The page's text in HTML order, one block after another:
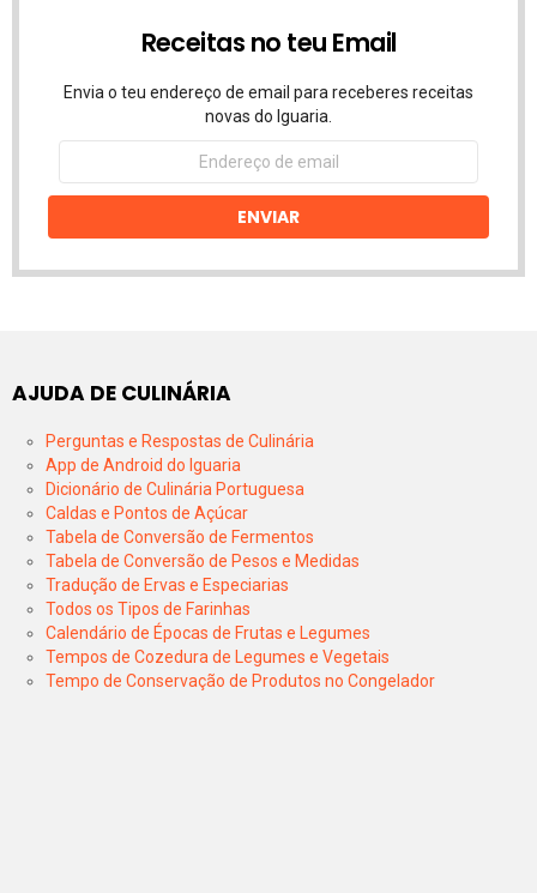
Receitas no teu Email
Envia o teu endereço de email para receberes receitas
novas do Iguaria.
Endereço
email
ENVIAR
AJUDA DE CULINÁRIA
Perguntas e Respostas de Culinária
App de Android do Iguaria
Dicionário de Culinária Portuguesa
Caldas e Pontos de Açúcar
Tabela de Conversão de Fermentos
Tabela de Conversão de Pesos e Medidas
Tradução de Ervas e Especiarias
Todos os Tipos de Farinhas
Calendário de Épocas de Frutas e Legumes
Tempos de Cozedura de Legumes e Vegetais
Tempo de Conservação de Produtos no Congelador